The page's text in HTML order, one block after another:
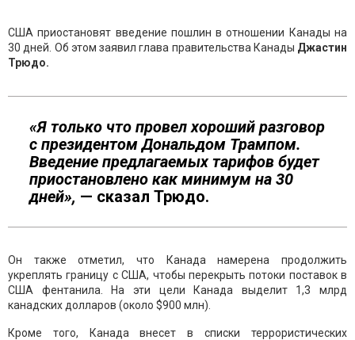
США приостановят введение пошлин в отношении Канады на
30 дней. Об этом заявил глава правительства Канады Джастин
Трюдо.
«Я только что провел хороший разговор
с президентом Дональдом Трампом.
Введение предлагаемых тарифов будет
приостановлено как минимум на 30
дней», — сказал Трюдо.
Он также отметил, что Канада намерена продолжить
укреплять границу с США, чтобы перекрыть потоки поставок в
США фентанила. На эти цели Канада выделит 1,3 млрд
канадских долларов (около $900 млн).
Кроме того, Канада внесет в списки террористических